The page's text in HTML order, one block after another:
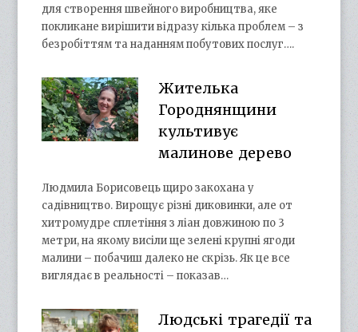
для створення швейного виробництва, яке
покликане вирішити відразу кілька проблем – з
безробіттям та наданням побутових послуг….
Жителька
Городнянщини
культивує
малинове дерево
Людмила Борисовець щиро закохана у
садівництво. Вирощує різні диковинки, але от
хитромудре сплетіння з ліан довжиною по 3
метри, на якому висіли ще зелені крупні ягоди
малини – побачиш далеко не скрізь. Як це все
виглядає в реальності – показав…
Людські трагедії та